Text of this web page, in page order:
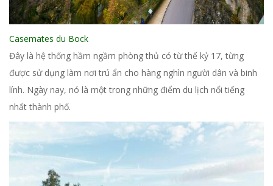
Casemates du Bock
Đây là hệ thống hầm ngầm phòng thủ có từ thế kỷ 17, từng
được sử dụng làm nơi trú ẩn cho hàng nghìn người dân và binh
lính. Ngày nay, nó là một trong những điểm du lịch nổi tiếng
nhất thành phố.